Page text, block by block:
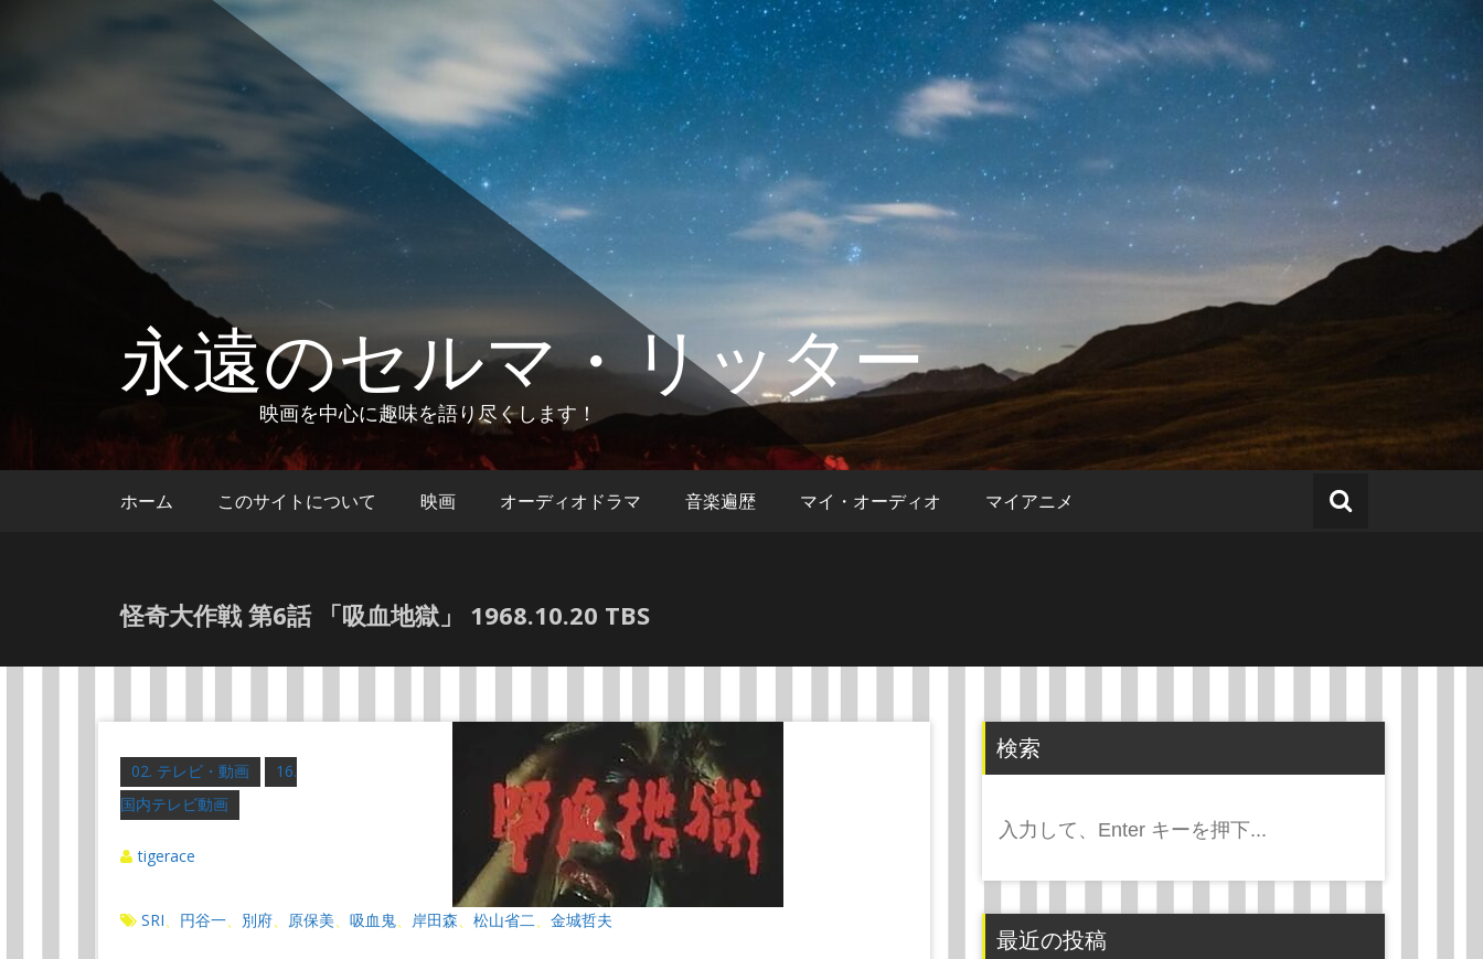
キ
永遠のセルマ・リッター
映画を中心に趣味を語り尽くします！
ホーム このサイトについて 映画 オーディオドラマ 音楽遍歴 マイ・オーディオ マイアニメ
怪奇大作戦 第6話 「吸血地獄」 1968.10.20 TBS
02. テレビ・動画
16.
国内テレビ動画
tigerace
SRI 円谷一 別府 原保美 吸血鬼 岸田森 松山省二 金城哲夫
検索
索:
最近の投稿